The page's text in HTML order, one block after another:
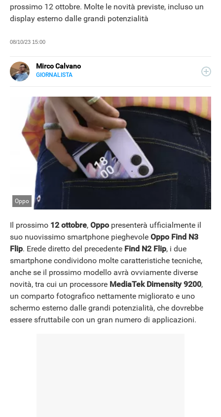
NEWS
prossimo 12 ottobre. Molte le novità previste, incluso un
display esterno dalle grandi potenzialità
08/10/23 15:00
Mirco Calvano
GIORNALISTA
occupandosi di musica, cultura, lifestyle e tecnologia.
Oppo
Il prossimo 12 ottobre, Oppopresenterà ufficialmente il
suo nuovissimo smartphone pieghevole Oppo Find N3
Flip. Erede diretto del precedente Find N2 Flip, i due
smartphone condividono molte caratteristiche tecniche,
anche se il prossimo modello avrà ovviamente diverse
novità, tra cui un processore MediaTek Dimensity 9200,
un comparto fotografico nettamente migliorato e uno
schermo esterno dalle grandi potenzialità, che dovrebbe
essere sfruttabile con un gran numero di applicazioni.